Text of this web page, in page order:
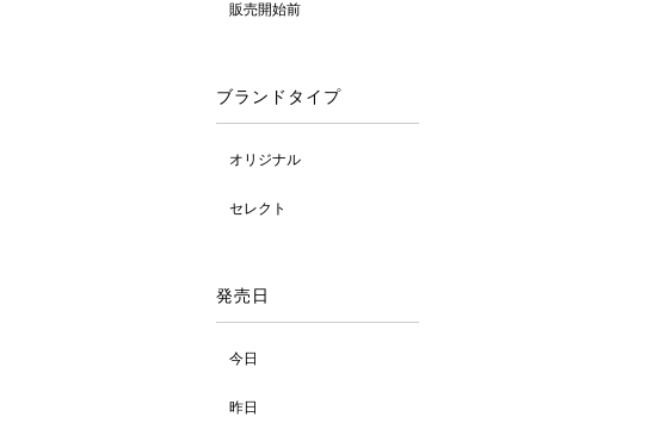
販売開始前
ブランドタイプ
オリジナル
セレクト
発売日
今日
昨日